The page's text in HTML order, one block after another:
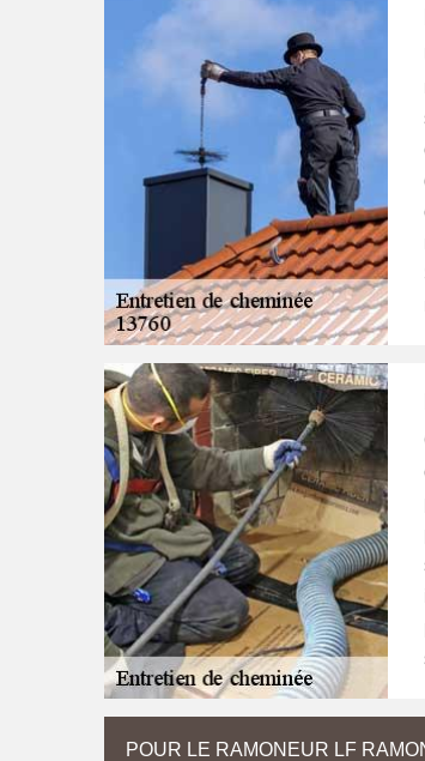
POUR LE RAMONEUR LF